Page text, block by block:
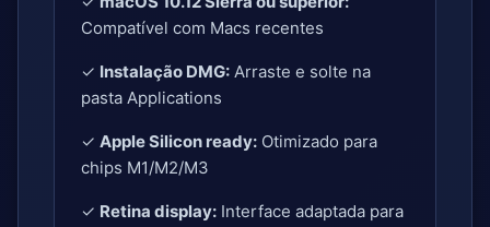
Compatível com Macs recentes
✓ Instalação DMG: Arraste e solte na
pasta Applications
✓ Apple Silicon ready: Otimizado para
chips M1/M2/M3
✓ Retina display: Interface adaptada para